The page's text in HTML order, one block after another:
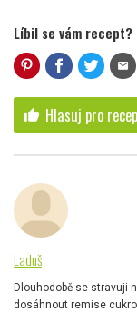
Líbil se vám
mail
thumb_up Hlasuj pro
Laduš
Dlouhodobě se stravuji
dosáhnout remise